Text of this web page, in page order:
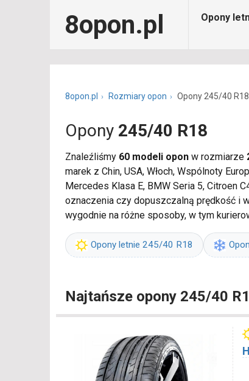
8opon.pl Opony
8opon.pl Rozmiary opon Opony 245/40 R18
Opony 245/40 R18
Znaleźliśmy 60 modeli opon w rozmiarze
marek z Chin, USA, Włoch, Wspólnoty
Mercedes Klasa E, BMW Seria 5, Citroen
oznaczenia czy dopuszczalną prędkość i
wygodnie na różne sposoby, w tym
Opony letnie 245/40 R18
Najtańsze opony 245/40